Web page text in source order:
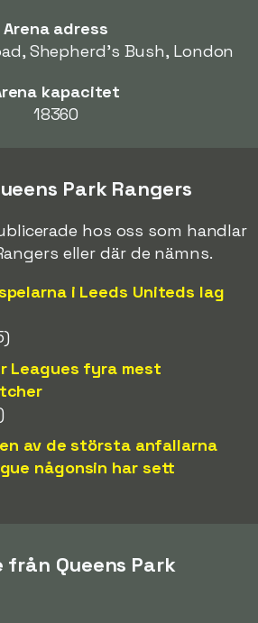
Arena adress
Shepherd's Bush, London
kapacitet
18360
Park Rangers
hos oss som handlar
eller där de nämns.
i Leeds Uniteds lag
Leagues fyra mest
av de största anfallarna
någonsin har sett
från Queens Park